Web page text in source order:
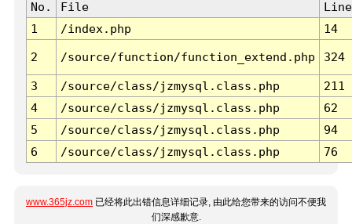
No. File
Line
1
/index.php 14
2 /source/function/function_extend.php 324
3 /source/class/jzmysql.class.php
211
4
/source/class/jzmysql.class.php
62
5
/source/class/jzmysql.class.php
94
6
/source/class/jzmysql.class.php 76
www.365jz.com 已经将此出错信息详细记录, 由此给您带来的访问不便我
们深感歉意.